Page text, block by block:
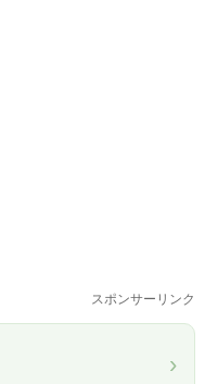
スポンサーリンク
›